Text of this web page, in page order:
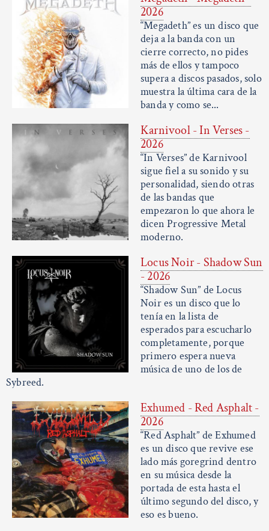
2026
“Megadeth” es un disco que
deja a la banda con un
cierre correcto, no pides
más de ellos y tampoco
supera a discos pasados, solo
muestra la última cara de la
banda y como se...
Karnivool - In Verses -
2026
“In Verses” de Karnivool
sigue fiel a su sonido y su
personalidad, siendo otras
de las bandas que
empezaron lo que ahora le
dicen Progressive Metal
moderno.
Locus Noir - Shadow Sun
- 2026
“Shadow Sun” de Locus
Noir es un disco que lo
tenía en la lista de
esperados para escucharlo
completamente, porque
primero espera nueva
música de uno de los de
Sybreed.
Exhumed - Red Asphalt -
2026
“Red Asphalt” de Exhumed
es un disco que revive ese
lado más goregrind dentro
en su música desde la
portada de esta hasta el
último segundo del disco, y
eso es bueno.